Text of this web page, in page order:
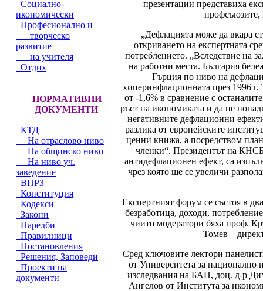
Социално-
икономически
Професионално и
творческо
развитие
на учителя
Отдих
НОРМАТИВНИ
ДОКУМЕНТИ
КТД
На отраслово ниво
На общинско ниво
На ниво уч.
заведение
ВПРЗ
Конституция
Кодекси
Закони
Наредби
Правилници
Постановления
Решения, Заповеди
Проекти на
документи
презентации представиха
профсъюзите,
„Дефлацията може да вкара
откриването на експертната
потреблението. „Вследствие на
на работни места. България
Гърция по ниво на
хиперинфлационната през 1996
от -1,6% в сравнение с
ръст на икономиката и да не
негативните дефлационни
разлика от европейските
ценни книжа, а посредством
членки“. Президентът на КНСБ
антидефлационен ефект, са
чрез която ще се увеличи
Експертният форум се състоя в
безработица, доходи,
чиито модератори бяха проф.
Томев –
Сред ключовите лектори
от Университета за
изследвания на БАН, доц. д-р
Ангелов от Института за